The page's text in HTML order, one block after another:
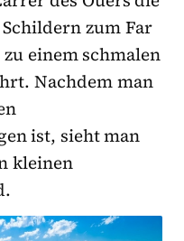
zum Far
einem schmalen
Nachdem man
ist, sieht man
kleinen